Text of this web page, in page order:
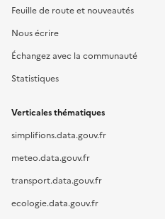
Feuille de route et nouveautés
Nous écrire
Échangez avec la communauté
Statistiques
Verticales thématiques
simplifions.data.gouv.fr
meteo.data.gouv.fr
transport.data.gouv.fr
ecologie.data.gouv.fr